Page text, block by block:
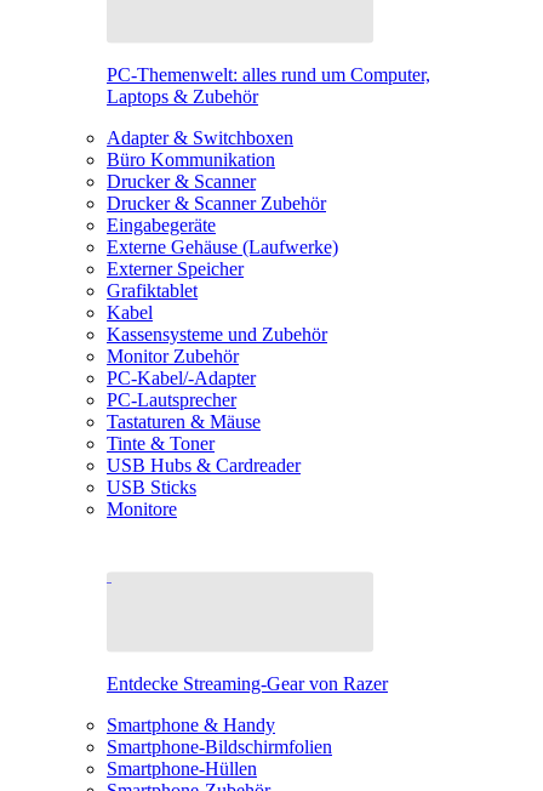
PC-Themenwelt: alles rund um Computer,
Laptops & Zubehör
Adapter & Switchboxen
Büro Kommunikation
Drucker & Scanner
Drucker & Scanner Zubehör
Eingabegeräte
Externe Gehäuse (Laufwerke)
Externer Speicher
Grafiktablet
Kabel
Kassensysteme und Zubehör
Monitor Zubehör
PC-Kabel/-Adapter
PC-Lautsprecher
Tastaturen & Mäuse
Tinte & Toner
USB Hubs & Cardreader
USB Sticks
Monitore
Entdecke Streaming-Gear von Razer
Smartphone & Handy
Smartphone-Bildschirmfolien
Smartphone-Hüllen